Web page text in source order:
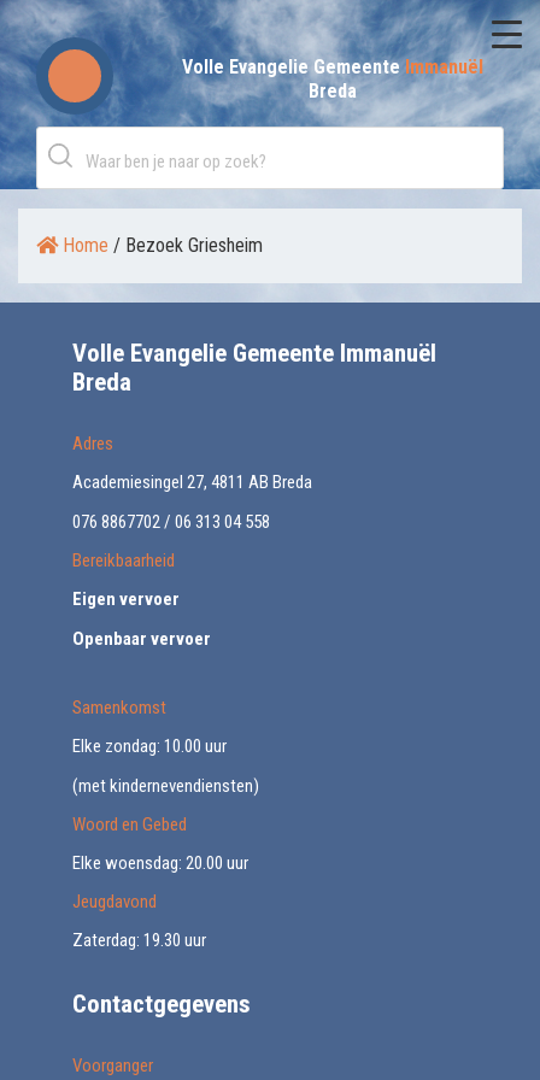
Skip
to
content
Volle Evangelie GemeenteImmanuël
Breda
Home / Bezoek Griesheim
Volle Evangelie Gemeente Immanuël
Breda
Adres
Academiesingel 27, 4811 AB Breda
076 8867702 / 06 313 04 558
Bereikbaarheid
Eigen vervoer
Openbaar vervoer
Samenkomst
Elke zondag: 10.00 uur
(met kindernevendiensten)
Woord en Gebed
Elke woensdag: 20.00 uur
Jeugdavond
Zaterdag: 19.30 uur
Contactgegevens
Voorganger